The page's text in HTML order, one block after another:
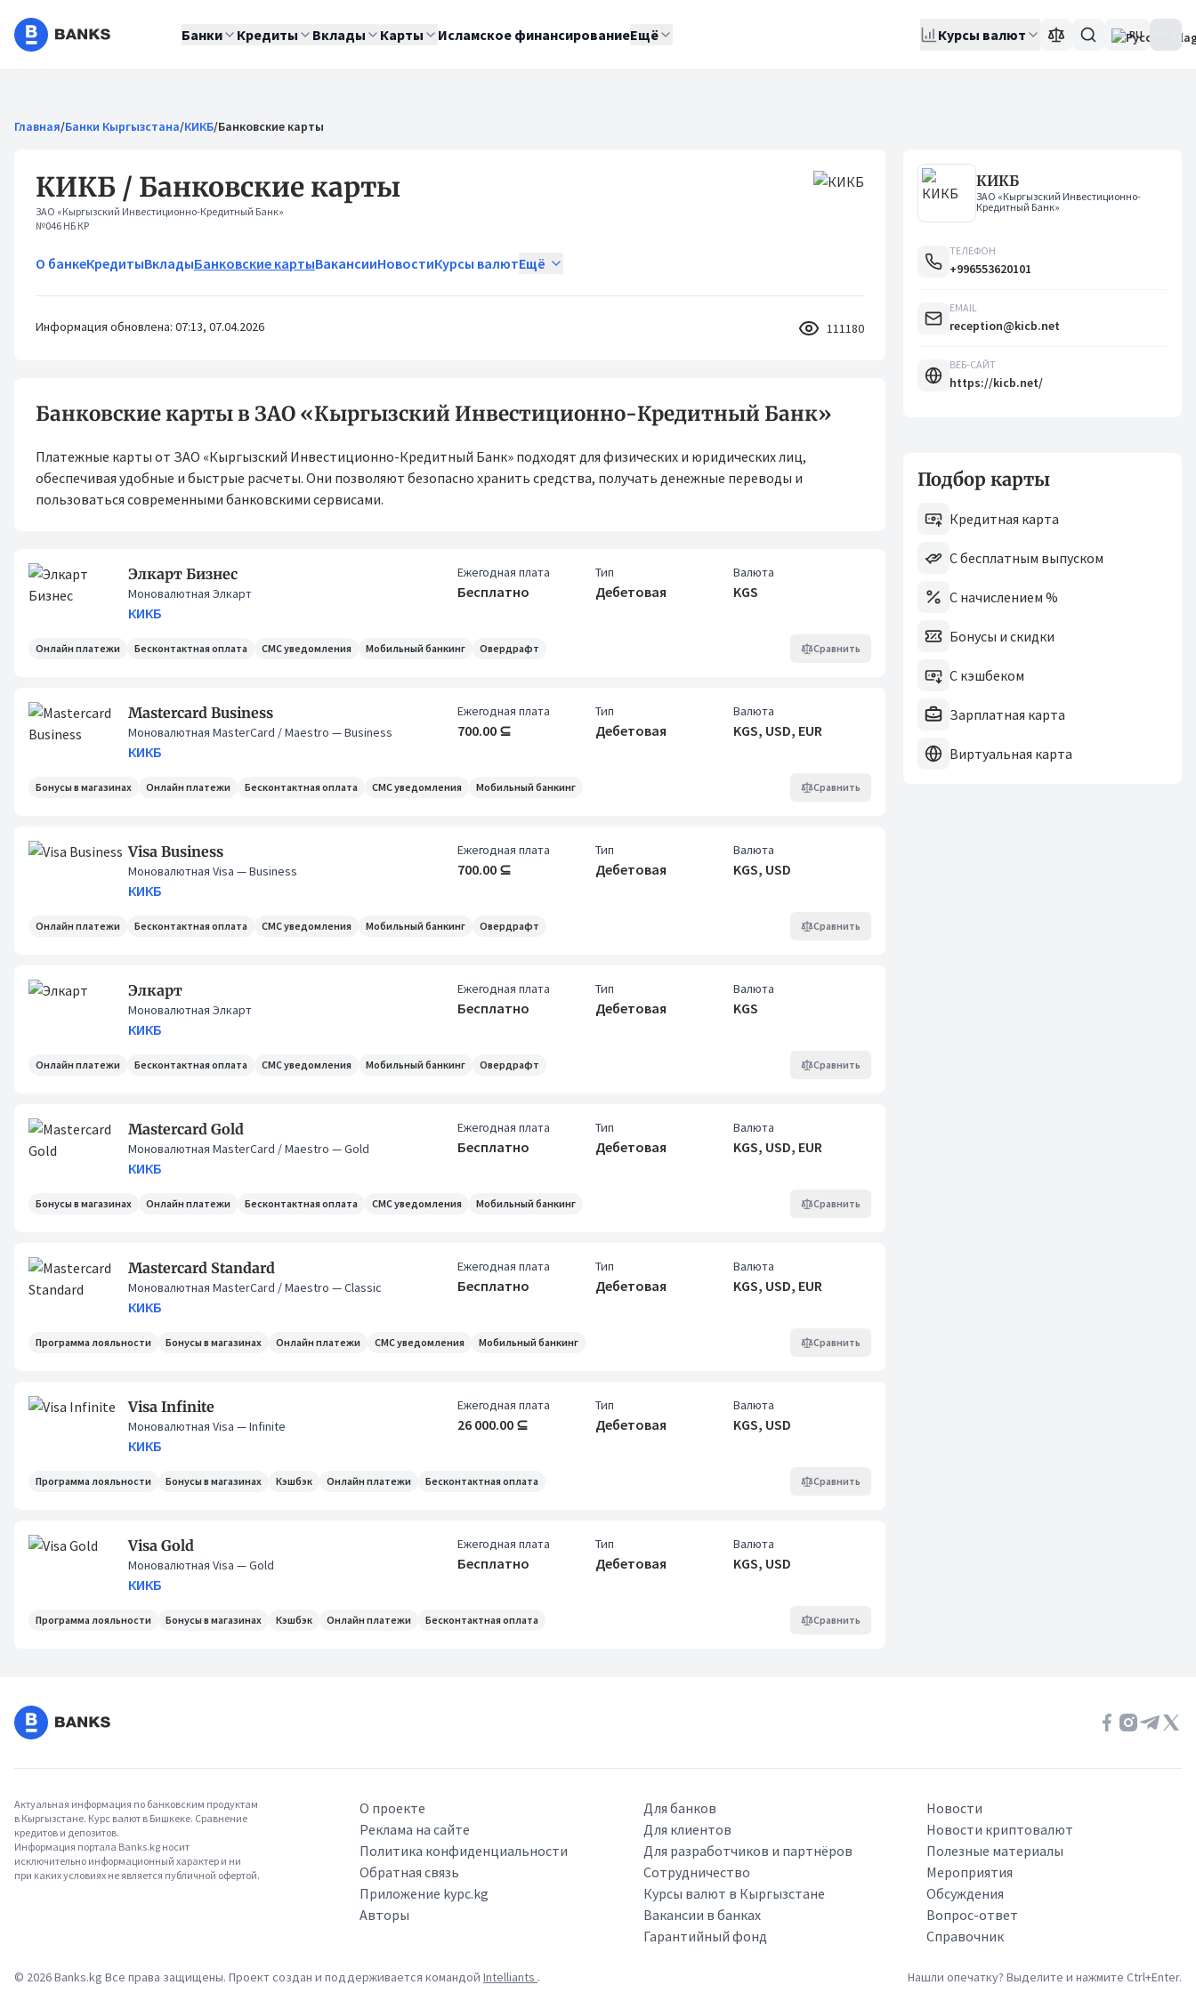
Банки Кредиты Вклады Карты Исламское финансированиеЕщё Курсы валют RU
Главная/Банки Кыргызстана/КИКБ/Банковские карты
КИКБ / Банковские карты
ЗАО «Кыргызский Инвестиционно-Кредитный Банк»
№046 НБ КР
О банкеКредитыВкладыБанковские картыВакансииНовостиКурсы валютЕщё
Информация обновлена: 07:13, 07.04.2026 111180
Банковские карты в ЗАО «Кыргызский Инвестиционно-Кредитный Банк»
Платежные карты от ЗАО «Кыргызский Инвестиционно-Кредитный Банк» подходят для физических и юридических лиц,
обеспечивая удобные и быстрые расчеты. Они позволяют безопасно хранить средства, получать денежные переводы и
пользоваться современными банковскими сервисами.
Элкарт Бизнес
Моновалютная Элкарт
КИКБ
Ежегодная плата
Бесплатно
Тип
Дебетовая
Валюта
KGS
Онлайн платежи Бесконтактная оплата СМС уведомления Мобильный банкинг Овердрафт Сравнить
Mastercard Business
Моновалютная MasterCard / Maestro — Business
КИКБ
Ежегодная плата
700.00 ⊆
Тип
Дебетовая
Валюта
KGS, USD, EUR
Бонусы в магазинах Онлайн платежи Бесконтактная оплата СМС уведомления Мобильный банкинг Сравнить
Visa Business
Моновалютная Visa — Business
КИКБ
Ежегодная плата
700.00 ⊆
Тип
Дебетовая
Валюта
KGS, USD
Онлайн платежи Бесконтактная оплата СМС уведомления Мобильный банкинг Овердрафт Сравнить
Элкарт
Моновалютная Элкарт
КИКБ
Ежегодная плата
Бесплатно
Тип
Дебетовая
Валюта
KGS
Онлайн платежи Бесконтактная оплата СМС уведомления Мобильный банкинг Овердрафт Сравнить
Mastercard Gold
Моновалютная MasterCard / Maestro — Gold
КИКБ
Ежегодная плата
Бесплатно
Тип
Дебетовая
Валюта
KGS, USD, EUR
Бонусы в магазинах Онлайн платежи Бесконтактная оплата СМС уведомления Мобильный банкинг Сравнить
Mastercard Standard
Моновалютная MasterCard / Maestro — Classic
КИКБ
Ежегодная плата
Бесплатно
Тип
Дебетовая
Валюта
KGS, USD, EUR
Программа лояльности Бонусы в магазинах Онлайн платежи СМС уведомления Мобильный банкинг Сравнить
Visa Infinite
Моновалютная Visa — Infinite
КИКБ
Ежегодная плата
26 000.00 ⊆
Тип
Дебетовая
Валюта
KGS, USD
Программа лояльности Бонусы в магазинах Кэшбэк Онлайн платежи Бесконтактная оплата Сравнить
Visa Gold
Моновалютная Visa — Gold
КИКБ
Ежегодная плата
Бесплатно
Тип
Дебетовая
Валюта
KGS, USD
Программа лояльности Бонусы в магазинах Кэшбэк Онлайн платежи Бесконтактная оплата Сравнить
КИКБ
ЗАО «Кыргызский Инвестиционно-
Кредитный Банк»
ТЕЛЕФОН
+996553620101
EMAIL
reception@kicb.net
ВЕБ-САЙТ
https://kicb.net/
Подбор карты
Кредитная карта
С бесплатным выпуском
С начислением %
Бонусы и скидки
С кэшбеком
Зарплатная карта
Виртуальная карта
Актуальная информация по банковским продуктам
в Кыргызстане. Курс валют в Бишкеке. Сравнение
кредитов и депозитов.
Информация портала Banks.kg носит
исключительно информационный характер и ни
при каких условиях не является публичной офертой.
О проекте
Реклама на сайте
Политика конфиденциальности
Обратная связь
Приложение kypc.kg
Авторы
Для банков
Для клиентов
Для разработчиков и партнёров
Сотрудничество
Курсы валют в Кыргызстане
Вакансии в банках
Гарантийный фонд
Новости
Новости криптовалют
Полезные материалы
Мероприятия
Обсуждения
Вопрос-ответ
Справочник
© 2026Banks.kg Все права защищены. Проект создан и поддерживается командой Intelliants . Нашли опечатку? Выделите и нажмите Ctrl+Enter.